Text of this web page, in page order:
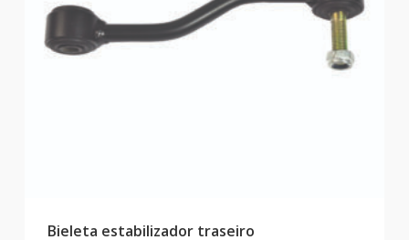
Bieleta estabilizador traseiro